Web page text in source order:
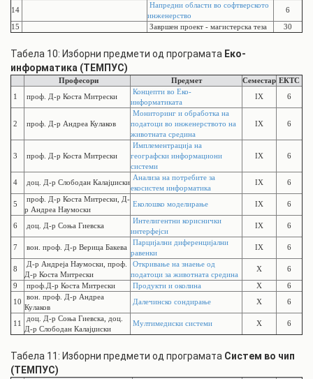
14
Напредни области во софтверското
инженерство
6
15 Завршен проект - магистерска теза 30
Табела 10: Изборни предмети од програмата Еко-
информатика (ТЕМПУС)
Професори Предмет Семестар ЕКТС
1 проф. Д-р Коста Митрески
Концепти во Еко-
информатиката
IX 6
2 проф. Д-р Андреа Кулаков
Мониторинг и обработка на
податоци во инженерството на
животната средина
IX 6
3 проф. Д-р Коста Митрески
Имплементрација на
географски информациони
системи
IX 6
4 доц. Д-р Слободан Калајџиски
Анализа на потребите за
екосистем информатика
IX 6
5
проф. Д-р Коста Митрески, Д-
р Андреа Наумоски
Еколошко моделирање IX 6
6 доц. Д-р Соња Гиевска
Интелигентни кориснички
интерфејси
IX 6
7 вон. проф. Д-р Верица Бакева
Парцијални диференцијални
равенки
IX 6
8
Д-р Андреја Наумоски, проф.
Д-р Коста Митрески
Откривање на знаење од
податоци за животната средина
X 6
9 проф.Д-р Коста Митрески Продукти и околина X 6
10
вон. проф. Д-р Андреа
Кулаков
Далечинско сондирање X 6
11
доц. Д-р Соња Гиевска, доц.
Д-р Слободан Калајџиски
Мултимедиски системи X 6
Табела 11: Изборни предмети од програмата Систем во чип
(ТЕМПУС)